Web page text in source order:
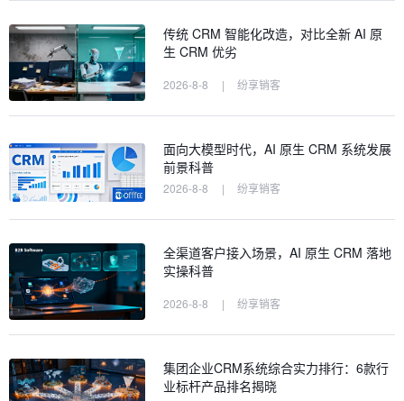
传统 CRM 智能化改造，对比全新 AI 原
生 CRM 优劣
2026-8-8 | 纷享销客
面向大模型时代，AI 原生 CRM 系统发展
前景科普
2026-8-8 | 纷享销客
全渠道客户接入场景，AI 原生 CRM 落地
实操科普
2026-8-8 | 纷享销客
集团企业CRM系统综合实力排行：6款行
业标杆产品排名揭晓